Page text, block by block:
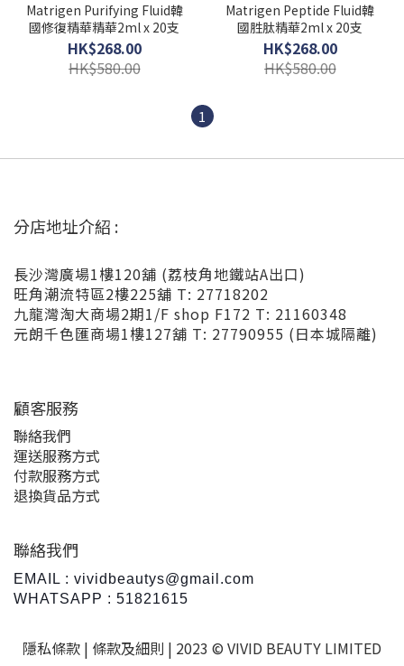
Matrigen Purifying Fluid韓
國修復精華精華2ml x 20支
HK$268.00
HK$580.00
Matrigen Peptide Fluid韓
國胜肽精華2ml x 20支
HK$268.00
HK$580.00
1
分店地址介紹 :
長沙灣廣場1樓120舖 (荔枝角地鐵站A出口)
旺角潮流特區2樓225舖 T: 27718202
九龍灣淘大商場2期1/F shop F172 T: 21160348
元朗千色匯商場1樓127舖 T: 27790955 (日本城隔離)
顧客服務
聯絡我們
運送服務方式
付款服務方式
退換貨品方式
聯絡我們
EMAIL : vividbeautys@gmail.com
WHATSAPP : 51821615
隱私條款 | 條款及細則 | 2023 © VIVID BEAUTY LIMITED